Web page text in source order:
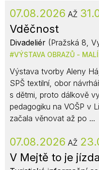
07.08.2026 AŽ
Vděčnost
Divadeliér (Pražská 8,
VÝSTAVA OBRAZŮ -
Výstava tvorby Aleny
SPŠ textilní, obor
s dětmi, proto dálkově
pedagogiku na VOŠP v
začala věnovat až po ...
07.08.2026 AŽ
V Mejtě to je jízda